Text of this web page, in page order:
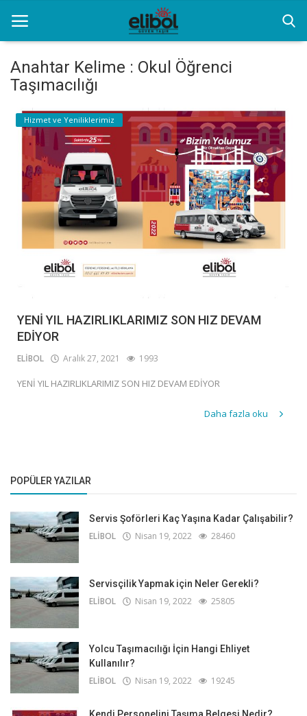
Anasayfa
Hizmet ve Yeniliklerimiz
Kurumsal Filo Kiralama
İletişim
Özel Transfer Hizmeti
Resim Galerisi
Anahtar Kelime : Okul Öğrenci
Taşımacılığı
Hizmet ve Yeniliklerimiz
YENİ YIL HAZIRLIKLARIMIZ SON HIZ DEVAM
EDİYOR
ELİBOL Aralık 27, 2021 1993
YENİ YIL HAZIRLIKLARIMIZ SON HIZ DEVAM EDİYOR
Daha fazla oku
POPÜLER YAZILAR
Servis Şoförleri Kaç Yaşına Kadar Çalışabilir?
ELİBOL Nisan 19, 2022 28460
Servisçilik Yapmak için Neler Gerekli?
ELİBOL Nisan 19, 2022 25805
Yolcu Taşımacılığı İçin Hangi Ehliyet
Kullanılır?
ELİBOL Nisan 19, 2022 19245